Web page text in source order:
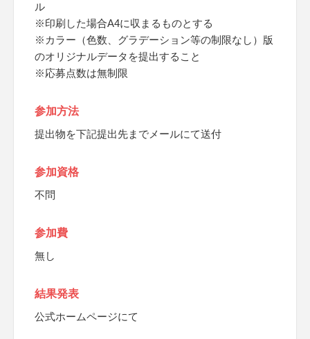
ル
※印刷した場合A4に収まるものとする
※カラー（色数、グラデーション等の制限なし）版
のオリジナルデータを提出すること
※応募点数は無制限
参加方法
提出物を下記提出先までメールにて送付
参加資格
不問
参加費
無し
結果発表
公式ホームページにて